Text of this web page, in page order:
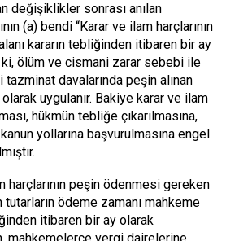
değişiklikler sonrası anılan
(a) bendi “Karar ve ilam harçlarının
kararın tebliğinden itibaren bir ay
ölüm ve cismani zarar sebebi ile
davalarında peşin alınan
uygulanır. Bakiye karar ve ilam
hükmün tebliğe çıkarılmasına,
yollarına başvurulmasına engel
harçlarının peşin ödenmesi gereken
tutarların ödeme zamanı mahkeme
itibaren bir ay olarak